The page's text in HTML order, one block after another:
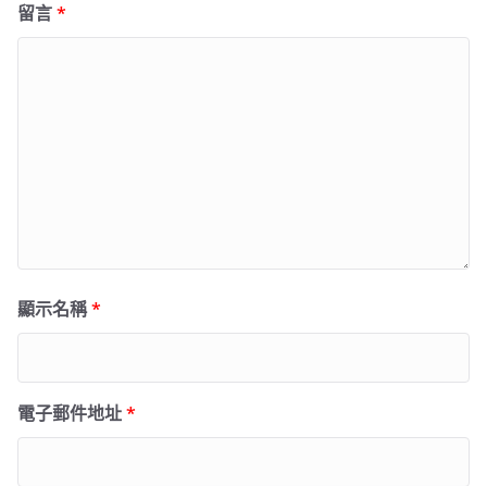
留言*
顯示名稱*
電子郵件地址*